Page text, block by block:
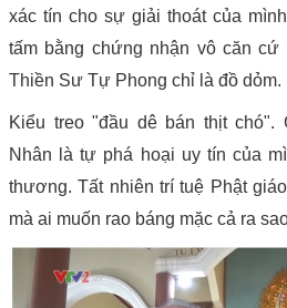
xác tín cho sự giải thoát của
tấm bằng chứng nhận vô căn
Thiền Sư Tự Phong chỉ là đồ dỏm.
Kiểu treo "đầu dê bán thịt chó".
Nhân là tự phá hoại uy tín của
thương. Tất nhiên trí tuệ Phật
mà ai muốn rao báng mặc cả ra